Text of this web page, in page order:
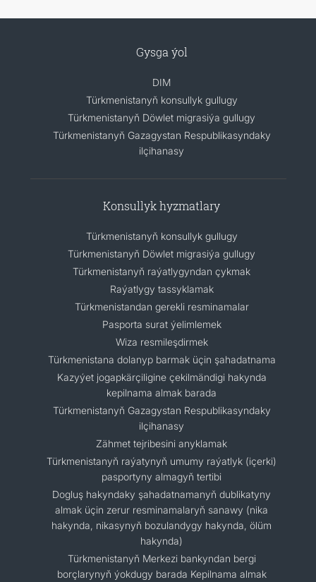
Gysga ýol
DIM
Türkmenistanyň konsullyk gullugy
Türkmenistanyň Döwlet migrasiýa gullugy
Türkmenistanyň Gazagystan Respublikasyndaky
ilçihanasy
Konsullyk hyzmatlary
Türkmenistanyň konsullyk gullugy
Türkmenistanyň Döwlet migrasiýa gullugy
Türkmenistanyň raýatlygyndan çykmak
Raýatlygy tassyklamak
Türkmenistandan gerekli resminamalar
Pasporta surat ýelimlemek
Wiza resmileşdirmek
Türkmenistana dolanyp barmak üçin şahadatnama
Kazyýet jogapkärçiligine çekilmändigi hakynda
kepilnama almak barada
Türkmenistanyň Gazagystan Respublikasyndaky
ilçihanasy
Zähmet tejribesini anyklamak
Türkmenistanyň raýatynyň umumy raýatlyk (içerki)
pasportyny almagyň tertibi
Dogluş hakyndaky şahadatnamanyň dublikatyny
almak üçin zerur resminamalaryň sanawy (nika
hakynda, nikasynyň bozulandygy hakynda, ölüm
hakynda)
Türkmenistanyň Merkezi bankyndan bergi
borçlarynyň ýokdugy barada Kepilnama almak